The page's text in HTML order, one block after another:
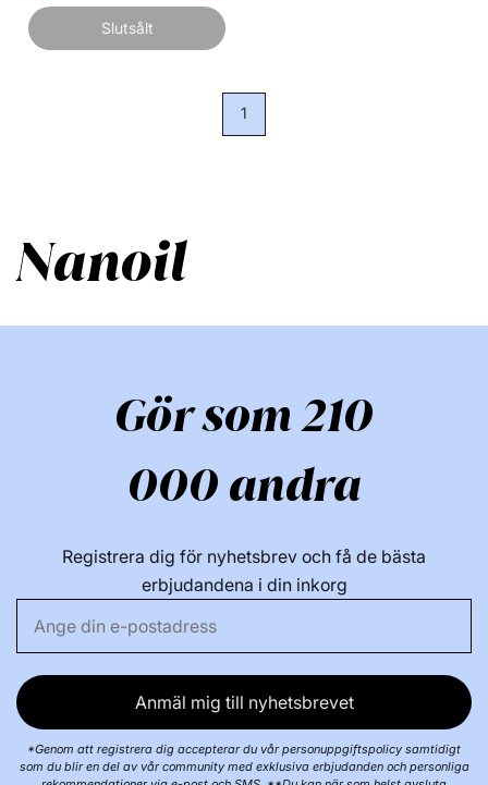
Slutsålt
1
Nanoil
Gör som 210
000 andra
Registrera dig för nyhetsbrev och få de bästa
erbjudandena i din inkorg
Anmäl mig till nyhetsbrevet
*Genom att registrera dig accepterar du vår personuppgiftspolicy samtidigt
som du blir en del av vår community med exklusiva erbjudanden och personliga